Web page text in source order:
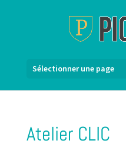
Sélectionner une page
Atelier CLIC